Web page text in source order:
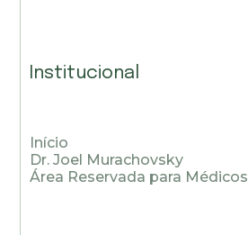
Institucional
Início
Dr. Joel Murachovsky
Área Reservada para Médicos